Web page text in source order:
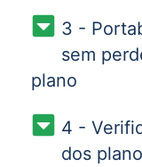
3 -
sem
plano
4 -
dos